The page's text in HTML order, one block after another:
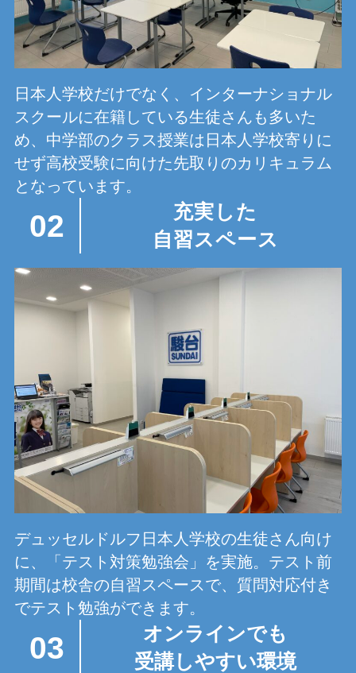
日本人学校だけでなく、インターナショナル
スクールに在籍している生徒さんも多いた
め、中学部のクラス授業は日本人学校寄りに
せず高校受験に向けた先取りのカリキュラム
となっています。
02
充実した
自習スペース
デュッセルドルフ日本人学校の生徒さん向け
に、「テスト対策勉強会」を実施。テスト前
期間は校舎の自習スペースで、質問対応付き
でテスト勉強ができます。
03
オンラインでも
受講しやすい環境